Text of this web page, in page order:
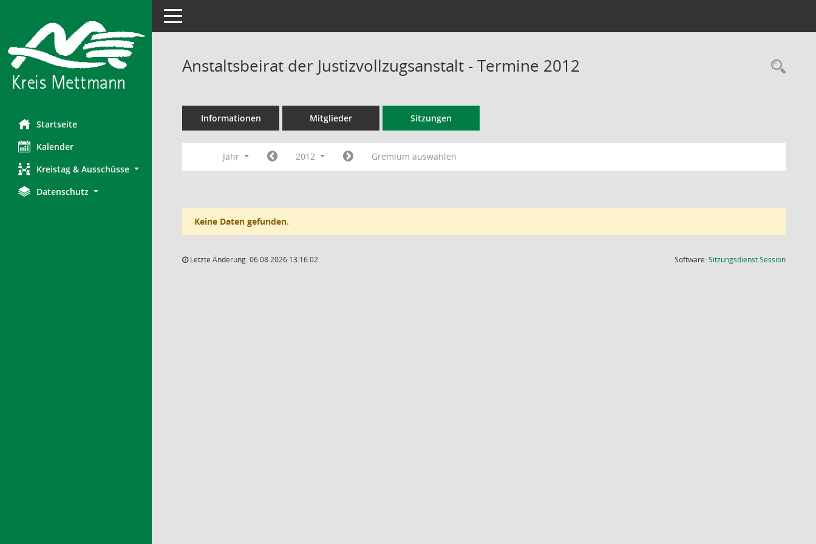
Startseite
Kalender
Kreistag & Ausschüsse
Datenschutz
Toggle navigation
Anstaltsbeirat der Justizvollzugsanstalt - Termine 2012
Informationen Mitglieder Sitzungen
Jahr 2012 Gremium auswählen
Keine Daten gefunden.
Letzte Änderung: 06.08.2026 13:16:02 Software:SitzungsdienstSession(Wird in